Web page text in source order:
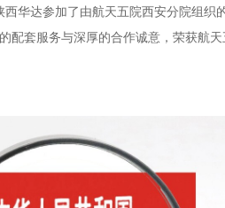
西华达参加了由航天五院西安分院组织
配套服务与深厚的合作诚意，荣获航